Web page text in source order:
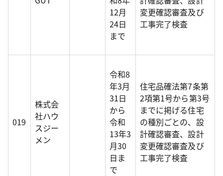
12月
24日
まで
変更確認審査及び
工事完了検査
019
株式会
社ハウ
スジー
メン
令和8
年3月
31日
から
令和
13年3
月30
日ま
で
住宅品確法第7条第
2項第1号から第3号
までに掲げる住宅
の種別ごとの、設
計確認審査、設計
変更確認審査及び
工事完了検査